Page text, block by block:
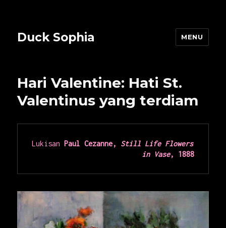
Duck Sophia MENU
Hari Valentine: Hati St.
Valentinus yang terdiam
Lukisan Paul Cezanne, Still Life Flowers
in Vase, 1888